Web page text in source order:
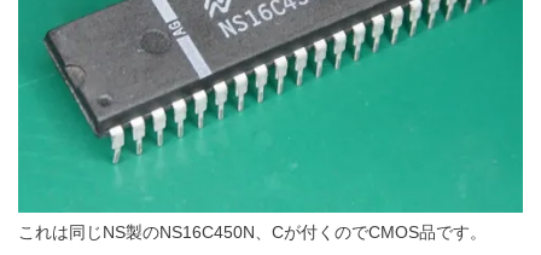
これは同じNS製のNS16C450N、Cが付くのでCMOS品です。